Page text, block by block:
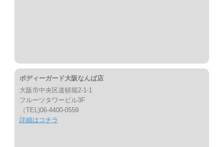
ボディーガード大阪なんば店
大阪市中央区道頓堀2-1-1
フルーツタワービル3F
（TEL)06-4400-0559
詳細はコチラ